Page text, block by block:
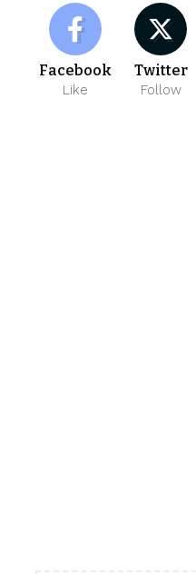
Facebook
Like
Twitter
Follow